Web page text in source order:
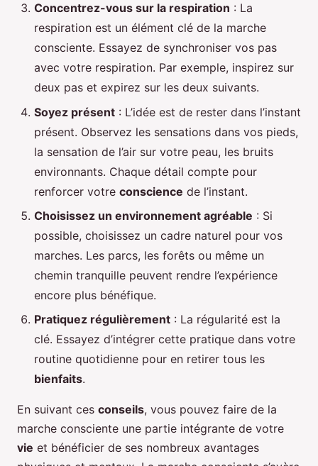
Concentrez-vous sur la respiration : La
respiration est un élément clé de la marche
consciente. Essayez de synchroniser vos pas
avec votre respiration. Par exemple, inspirez sur
deux pas et expirez sur les deux suivants.
Soyez présent : L’idée est de rester dans l’instant
présent. Observez les sensations dans vos pieds,
la sensation de l’air sur votre peau, les bruits
environnants. Chaque détail compte pour
renforcer votre conscience de l’instant.
Choisissez un environnement agréable : Si
possible, choisissez un cadre naturel pour vos
marches. Les parcs, les forêts ou même un
chemin tranquille peuvent rendre l’expérience
encore plus bénéfique.
Pratiquez régulièrement : La régularité est la
clé. Essayez d’intégrer cette pratique dans votre
routine quotidienne pour en retirer tous les
bienfaits.
En suivant ces conseils, vous pouvez faire de la
marche consciente une partie intégrante de votre
vie et bénéficier de ses nombreux avantages